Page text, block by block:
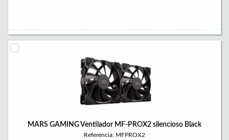
MARS GAMING Ventilador MF-PROX2 silencioso Black
Referencia: MFPROX2